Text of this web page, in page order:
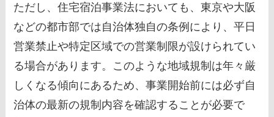
ただし、住宅宿泊事業法においても、東京や大阪
などの都市部では自治体独自の条例により、平日
営業禁止や特定区域での営業制限が設けられてい
る場合があります。このような地域規制は年々厳
しくなる傾向にあるため、事業開始前には必ず自
治体の最新の規制内容を確認することが必要で